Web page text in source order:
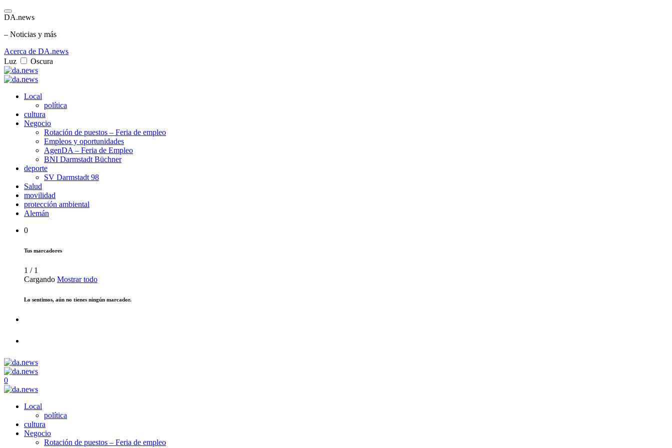
DA.news
– Noticias y más
Acerca de DA.news
Luz
Oscura
Local
política
cultura
Negocio
Rotación de puestos – Feria de empleo
Empleos y oportunidades
AgenDA – Feria de Empleo
BNI Darmstadt Büchner
deporte
SV Darmstadt 98
Salud
movilidad
protección ambiental
Alemán
0
Tus marcadores
1 / 1
Cargando Mostrar todo
Lo sentimos, aún no tienes ningún marcador.
0
Local
política
cultura
Negocio
Rotación de puestos – Feria de empleo